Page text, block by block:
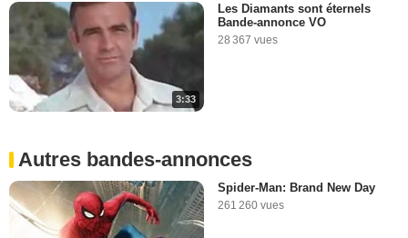
3:33
Les Diamants sont éternels
Bande-annonce VO
28 367 vues
Autres bandes-annonces
Spider-Man: Brand New Day
261 260 vues